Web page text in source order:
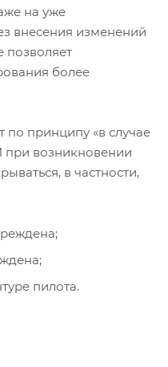
на уже
внесения изменений
позволяет
более
по принципу «в случае
при возникновении
в частности,
пилота.